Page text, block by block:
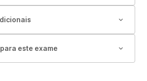
este exame